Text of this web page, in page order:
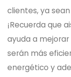
clientes, ya
¡Recuerda que
ayuda a
serán más
energético y